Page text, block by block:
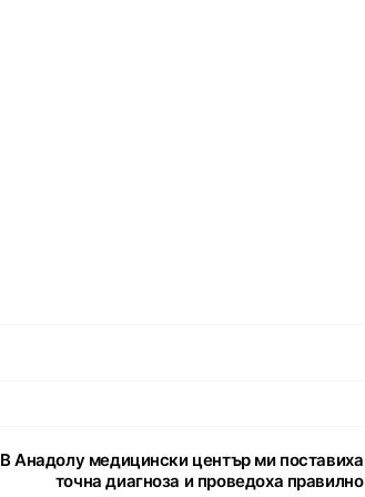
В Анадолу медицински център ми поставиха
точна диагноза и проведоха правилно